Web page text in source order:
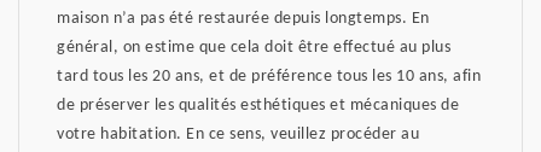
maison n’a pas été restaurée depuis longtemps. En
général, on estime que cela doit être effectué au plus
tard tous les 20 ans, et de préférence tous les 10 ans, afin
de préserver les qualités esthétiques et mécaniques de
votre habitation. En ce sens, veuillez procéder au